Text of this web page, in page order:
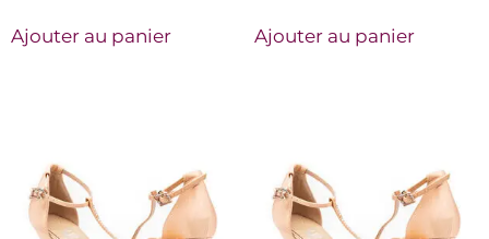
Ajouter au panier Ajouter au panier